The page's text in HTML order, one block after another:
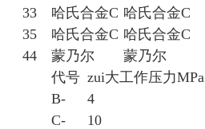
33
哈氏合金C 哈氏合金C
35
哈氏合金C 哈氏合金C
44
蒙乃尔 蒙乃尔
代号 zui大工作压力MPa
B-
4
C-
10